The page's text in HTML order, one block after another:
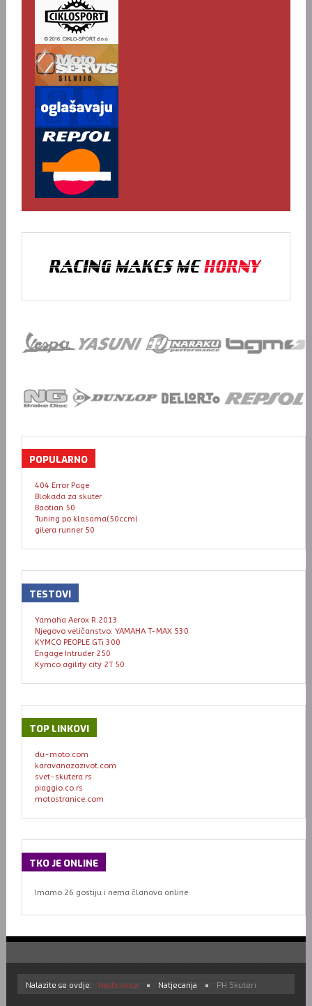
POPULARNO
404 Error Page
Blokada za skuter
Baotian 50
Tuning po klasama(50ccm)
gilera runner 50
TESTOVI
Yamaha Aerox R 2013
Njegovo veličanstvo: YAMAHA T-MAX 530
KYMCO PEOPLE GTi 300
Engage Intruder 250
Kymco agility city 2T 50
TOP LINKOVI
du-moto.com
karavanazazivot.com
svet-skutera.rs
piaggio.co.rs
motostranice.com
TKO JE ONLINE
Imamo 26 gostiju i nema članova online
Nalazite se ovdje: Naslovnica Natjecanja PH Skuteri